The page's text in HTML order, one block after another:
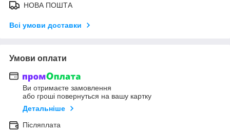
НОВА ПОШТА
Всі умови доставки
Умови оплати
Ви отримаєте замовлення
або гроші повернуться на вашу картку
Детальніше
Післяплата